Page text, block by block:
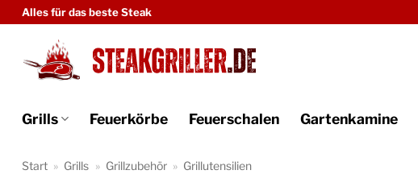
Zum
springen
Alles für das beste Steak
Grills Feuerkörbe Feuerschalen Gartenkamine
Start » Grills » Grillzubehör » Grillutensilien